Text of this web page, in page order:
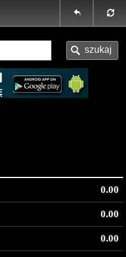
0.00
0.00
0.00